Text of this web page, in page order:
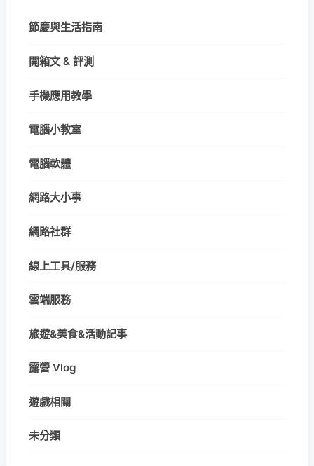
節慶與生活指南
開箱文 & 評測
手機應用教學
電腦小教室
電腦軟體
網路大小事
網路社群
線上工具/服務
雲端服務
旅遊&美食&活動記事
露營 Vlog
遊戲相關
未分類